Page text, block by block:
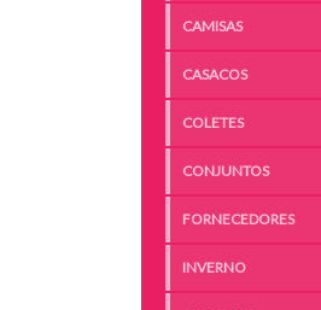
CAMISAS
CASACOS
COLETES
CONJUNTOS
FORNECEDORES
INVERNO